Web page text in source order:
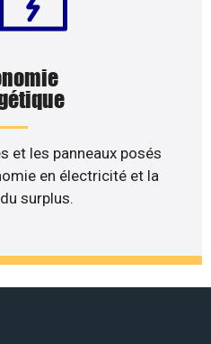
et les panneaux posés
en électricité et la
surplus.